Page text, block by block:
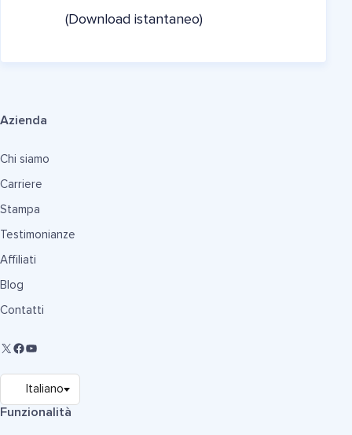
(Download istantaneo)
Azienda
Chi siamo
Carriere
Stampa
Testimonianze
Affiliati
Blog
Contatti
Funzionalità